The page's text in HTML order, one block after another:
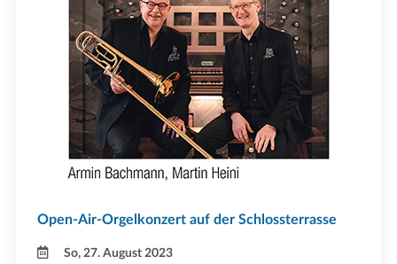
Open-Air-Orgelkonzert auf der Schlossterrasse
So, 27. August 2023